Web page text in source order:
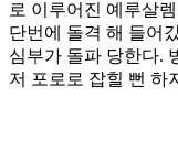
로 이루어진 예루살
단번에 돌격 해 들어
심부가 돌파 당한다.
저 포로로 잡힐 뻔 하